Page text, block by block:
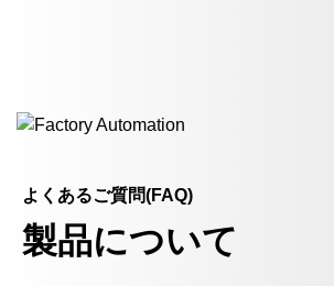
よくあるご質問(FAQ)
製品について